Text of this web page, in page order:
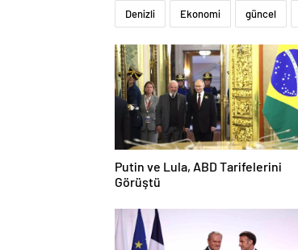
Denizli Ekonomi güncel
Putin ve Lula, ABD Tarifelerini
Görüştü